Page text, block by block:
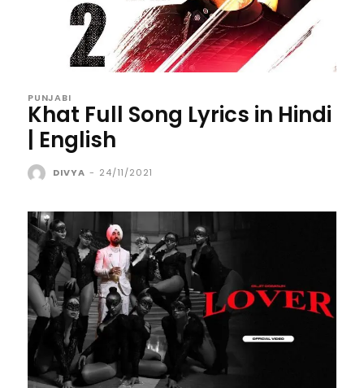
PUNJABI
Khat Full Song Lyrics in Hindi
| English
DIVYA - 24/11/2021